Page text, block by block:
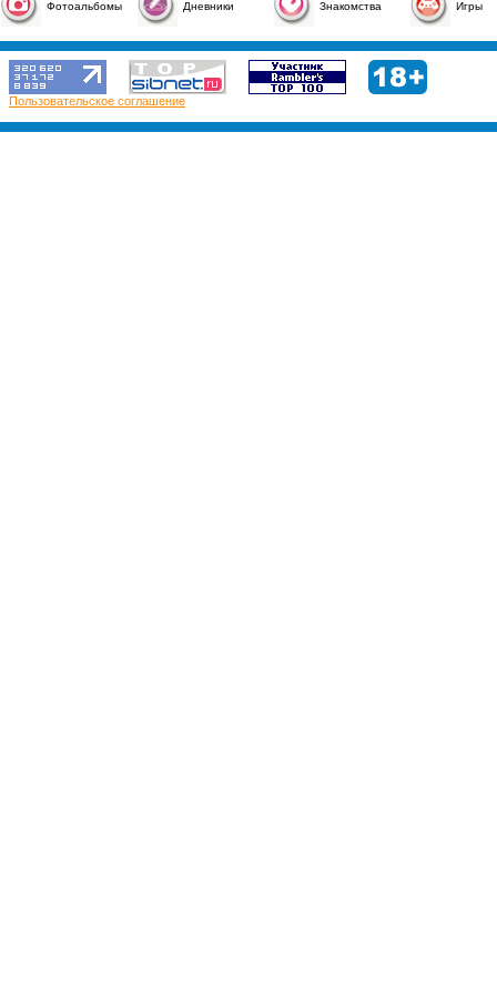
Фотоальбомы Дневники Знакомства Игры
Пользовательское соглашение